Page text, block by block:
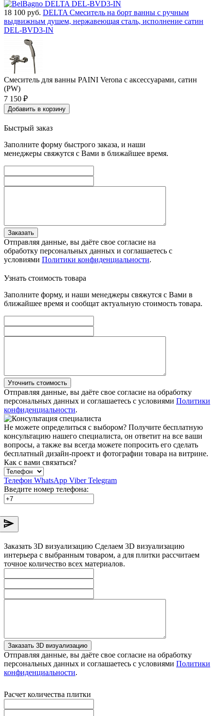
18 100 руб. DELTA Смеситель на борт ванны с ручным
выдвижным душем, нержавеющая сталь, исполнение сатин
DEL-BVD3-IN
Смеситель для ванны PAINI Verona с аксессуарами, сатин
(PW)
7 150 ₽
Добавить в корзину
Быстрый заказ
Заполните форму быстрого заказа, и наши
менеджеры свяжутся с Вами в ближайшее время.
Заказать
Отправляя данные, вы даёте свое согласие на
обработку персональных данных и соглашаетесь с
условиями Политики конфиденциальности.
Узнать стоимость товара
Заполните форму, и наши менеджеры свяжутся с Вами в
ближайшее время и сообщат актуальную стоимость товара.
Уточнить стоимость
Отправляя данные, вы даёте свое согласие на обработку
персональных данных и соглашаетесь с условиями Политики
конфиденциальности.
Не можете определиться с выбором? Получите бесплатную
консультацию нашего специалиста, он ответит на все ваши
вопросы, а также вы всегда можете попросить его сделать
бесплатный дизайн-проект и фотографии товара на витрине.
Как с вами связаться?
Телефон WhatsApp ViberTelegram
Введите номер телефона:
Заказать 3D визуализацию Сделаем 3D визуализацию
интерьера с выбранным товаром, а для плитки рассчитаем
точное количество всех материалов.
Заказать 3D визуализацию
Отправляя данные, вы даёте свое согласие на обработку
персональных данных и соглашаетесь с условиями Политики
конфиденциальности.
Расчет количества плитки